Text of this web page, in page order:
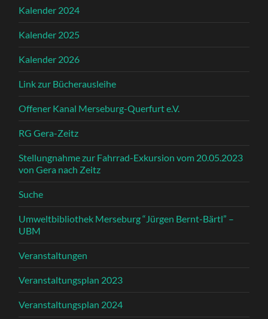
Kalender 2024
Kalender 2025
Kalender 2026
Link zur Bücherausleihe
Offener Kanal Merseburg-Querfurt e.V.
RG Gera-Zeitz
Stellungnahme zur Fahrrad-Exkursion vom 20.05.2023
von Gera nach Zeitz
Suche
Umweltbibliothek Merseburg “Jürgen Bernt-Bärtl” –
UBM
Veranstaltungen
Veranstaltungsplan 2023
Veranstaltungsplan 2024